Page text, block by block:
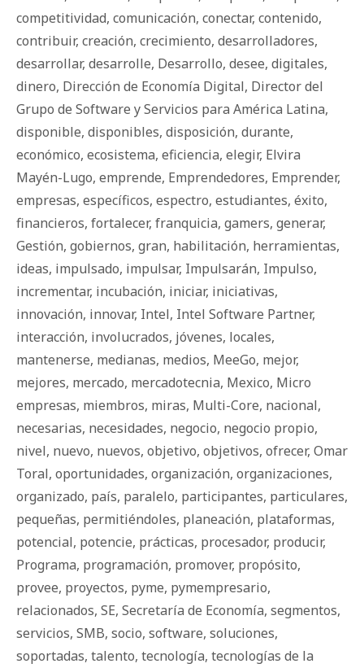
competitividad, comunicación, conectar, contenido,
contribuir, creación, crecimiento, desarrolladores,
desarrollar, desarrolle, Desarrollo, desee, digitales,
dinero, Dirección de Economía Digital, Director del
Grupo de Software y Servicios para América Latina,
disponible, disponibles, disposición, durante,
económico, ecosistema, eficiencia, elegir, Elvira
Mayén-Lugo, emprende, Emprendedores, Emprender,
empresas, específicos, espectro, estudiantes, éxito,
financieros, fortalecer, franquicia, gamers, generar,
Gestión, gobiernos, gran, habilitación, herramientas,
ideas, impulsado, impulsar, Impulsarán, Impulso,
incrementar, incubación, iniciar, iniciativas,
innovación, innovar, Intel, Intel Software Partner,
interacción, involucrados, jóvenes, locales,
mantenerse, medianas, medios, MeeGo, mejor,
mejores, mercado, mercadotecnia, Mexico, Micro
empresas, miembros, miras, Multi-Core, nacional,
necesarias, necesidades, negocio, negocio propio,
nivel, nuevo, nuevos, objetivo, objetivos, ofrecer, Omar
Toral, oportunidades, organización, organizaciones,
organizado, país, paralelo, participantes, particulares,
pequeñas, permitiéndoles, planeación, plataformas,
potencial, potencie, prácticas, procesador, producir,
Programa, programación, promover, propósito,
provee, proyectos, pyme, pymempresario,
relacionados, SE, Secretaría de Economía, segmentos,
servicios, SMB, socio, software, soluciones,
soportadas, talento, tecnología, tecnologías de la